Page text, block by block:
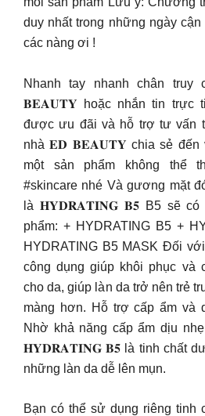
duy nhất trong những ngày
các nàng ơi !
Nhanh tay nhanh chân truy
𝐁𝐄𝐀𝐔𝐓𝐘 hoặc nhắn tin trực
được ưu đãi và hỗ trợ tư vấn
nhà 𝐄𝐃 𝐁𝐄𝐀𝐔𝐓𝐘 chia sẻ đến
một sản phẩm không thể
#skincare nhé Và gương mặt
là 𝐇𝐘𝐃𝐑𝐀𝐓𝐈𝐍𝐆 𝐁𝟓 B5 sẽ có
phẩm: + HYDRATING B5 +
HYDRATING B5 MASK Đối
công dụng giúp khôi phục và
cho da, giúp làn da trở nên trẻ
màng hơn. Hỗ trợ cấp ẩm và
Nhờ khả năng cấp ẩm dịu
𝐇𝐘𝐃𝐑𝐀𝐓𝐈𝐍𝐆 𝐁𝟓 là tinh chất
những làn da dễ lên mụn.
Bạn có thể sử dụng riêng